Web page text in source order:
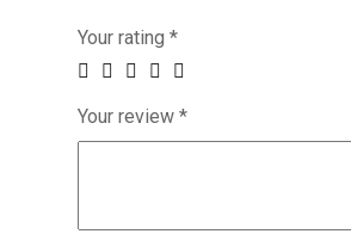
Your rating *
Your review *